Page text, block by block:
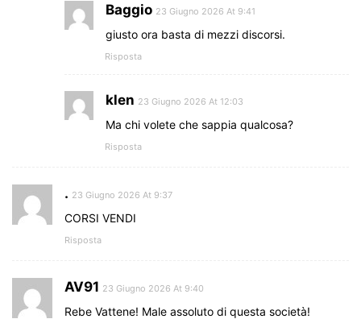
Baggio 23 Giugno 2026 At 9:41
giusto ora basta di mezzi discorsi.
Risposta
klen 23 Giugno 2026 At 12:03
Ma chi volete che sappia qualcosa?
Risposta
. 23 Giugno 2026 At 9:37
CORSI VENDI
Risposta
AV91 23 Giugno 2026 At 9:40
Rebe Vattene! Male assoluto di questa società!